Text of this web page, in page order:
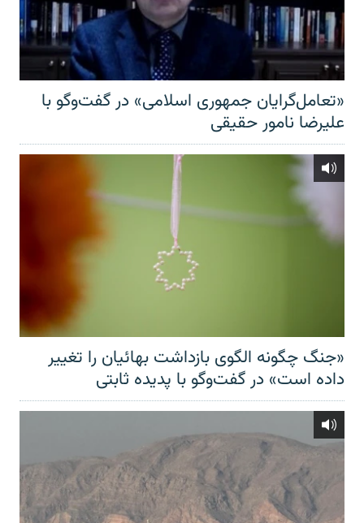
«تعامل‌گرایان جمهوری اسلامی» در گفت‌وگو با
علیرضا نامور حقیقی
«جنگ چگونه الگوی بازداشت بهائیان را تغییر
داده است» در گفت‌وگو با پدیده ثابتی